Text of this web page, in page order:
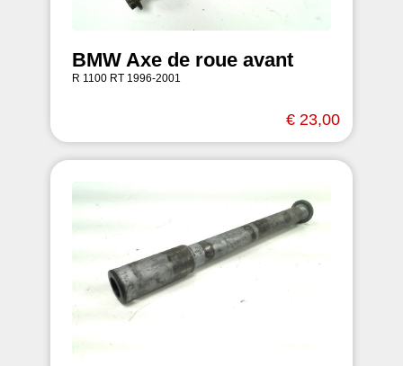
BMW Axe de roue avant
R 1100 RT 1996-2001
€ 23,00